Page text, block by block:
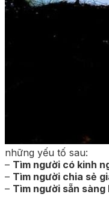
những yếu tố sau:
– Tìm người có kinh
– Tìm người chia sẻ
– Tìm người sẵn sàng